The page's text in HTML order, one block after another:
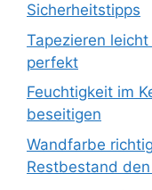
Sicherheitstipps
Tapezieren
perfekt
Feuchtigkeit im
beseitigen
Wandfarbe
Restbestand